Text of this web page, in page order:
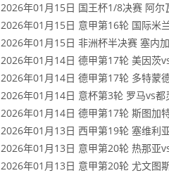
2026年01月15日 国王杯1/8决赛 阿尔
2026年01月15日 意甲第16轮 国际米
2026年01月15日 非洲杯半决赛 塞内
2026年01月14日 德甲第17轮 美因茨
2026年01月14日 德甲第17轮 多特蒙
2026年01月14日 意杯第3轮 罗马vs都
2026年01月14日 德甲第17轮 斯图加
2026年01月13日 西甲第19轮 塞维利
2026年01月13日 意甲第20轮 热那亚
2026年01月13日 意甲第20轮 尤文图